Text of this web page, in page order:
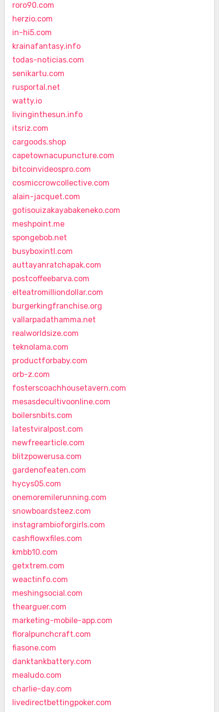
roro90.com
herzio.com
in-hi5.com
krainafantasy.info
todas-noticias.com
senikartu.com
rusportal.net
watty.io
livinginthesun.info
itsriz.com
cargoods.shop
capetownacupuncture.com
bitcoinvideospro.com
cosmiccrowcollective.com
alain-jacquet.com
gotisouizakayabakeneko.com
meshpoint.me
spongebob.net
busyboxintl.com
auttayanratchapak.com
postcoffeebarva.com
elteatromilliondollar.com
burgerkingfranchise.org
vallarpadathamma.net
realworldsize.com
teknolama.com
productforbaby.com
orb-z.com
fosterscoachhousetavern.com
mesasdecultivoonline.com
boilersnbits.com
latestviralpost.com
newfreearticle.com
blitzpowerusa.com
gardenofeaten.com
hycys05.com
onemoremilerunning.com
snowboardsteez.com
instagrambioforgirls.com
cashflowxfiles.com
kmbb10.com
getxtrem.com
weactinfo.com
meshingsocial.com
thearguer.com
marketing-mobile-app.com
floralpunchcraft.com
fiasone.com
danktankbattery.com
mealudo.com
charlie-day.com
livedirectbettingpoker.com